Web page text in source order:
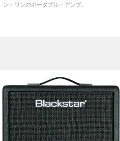
ン・ワンのポータブル・アンプ。